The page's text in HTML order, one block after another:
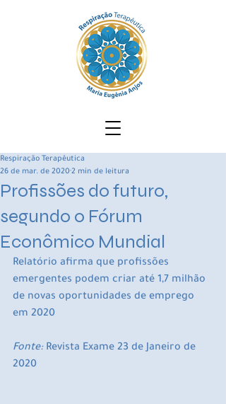
Profissões do futuro,
segundo o Fórum
Econômico Mundial
Respiração Terapêutica
26 de mar. de 2020 2 min de leitura
Relatório afirma que profissões
emergentes podem criar até 1,7 milhão
de novas oportunidades de emprego
em 2020
Fonte: Revista Exame 23 de Janeiro de
2020